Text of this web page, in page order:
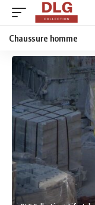
Chaussure homme